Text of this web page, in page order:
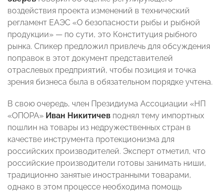
воздействия проекта изменений в технический
регламент ЕАЭС «О безопасности рыбы и рыбной
продукции» — по сути, это Конституция рыбного
рынка. Спикер предложил привлечь для обсуждения
поправок в этот документ представителей
отраслевых предприятий, чтобы позиция и точка
зрения бизнеса была в обязательном порядке учтена.
В свою очередь, член Президиума Ассоциации «НП
«ОПОРА» Иван Никитичев поднял тему импортных
пошлин на товары из недружественных стран в
качестве инструмента протекционизма для
российских производителей. Эксперт отметил, что
российские производители готовы занимать ниши,
традиционно занятые иностранными товарами,
однако в этом процессе необходима помощь